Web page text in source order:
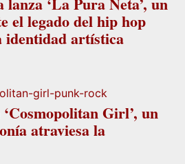
el legado del hip hop
identidad artística
Girl’, un
atraviesa la